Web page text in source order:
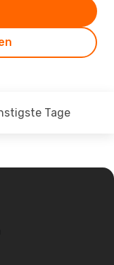
Tage